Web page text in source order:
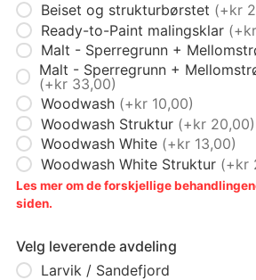
Beiset og strukturbørstet (+kr
Ready-to-Paint malingsklar
Malt - Sperregrunn +
Malt - Sperregrunn +
(+kr 33,00)
Woodwash (+kr 10,00)
Woodwash Struktur (+kr 20,00)
Woodwash White (+kr 13,00)
Woodwash White Struktur (+kr
Les mer om de forskjellige
siden.
Velg leverende avdeling
Larvik / Sandefjord